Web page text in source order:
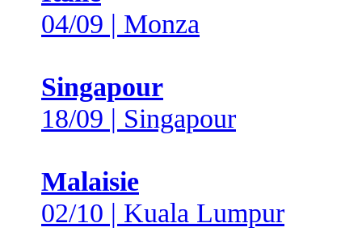
04/09 | Monza
Singapour
18/09 | Singapour
Malaisie
02/10 | Kuala Lumpur